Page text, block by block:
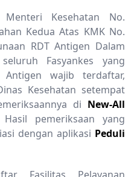
Menteri Kesehatan No.
Kedua Atas KMK No.
RDT Antigen Dalam
Fasyankes yang
Antigen wajib terdaftar,
Kesehatan setempat
di New-All
Hasil pemeriksaan yang
dengan aplikasi Peduli